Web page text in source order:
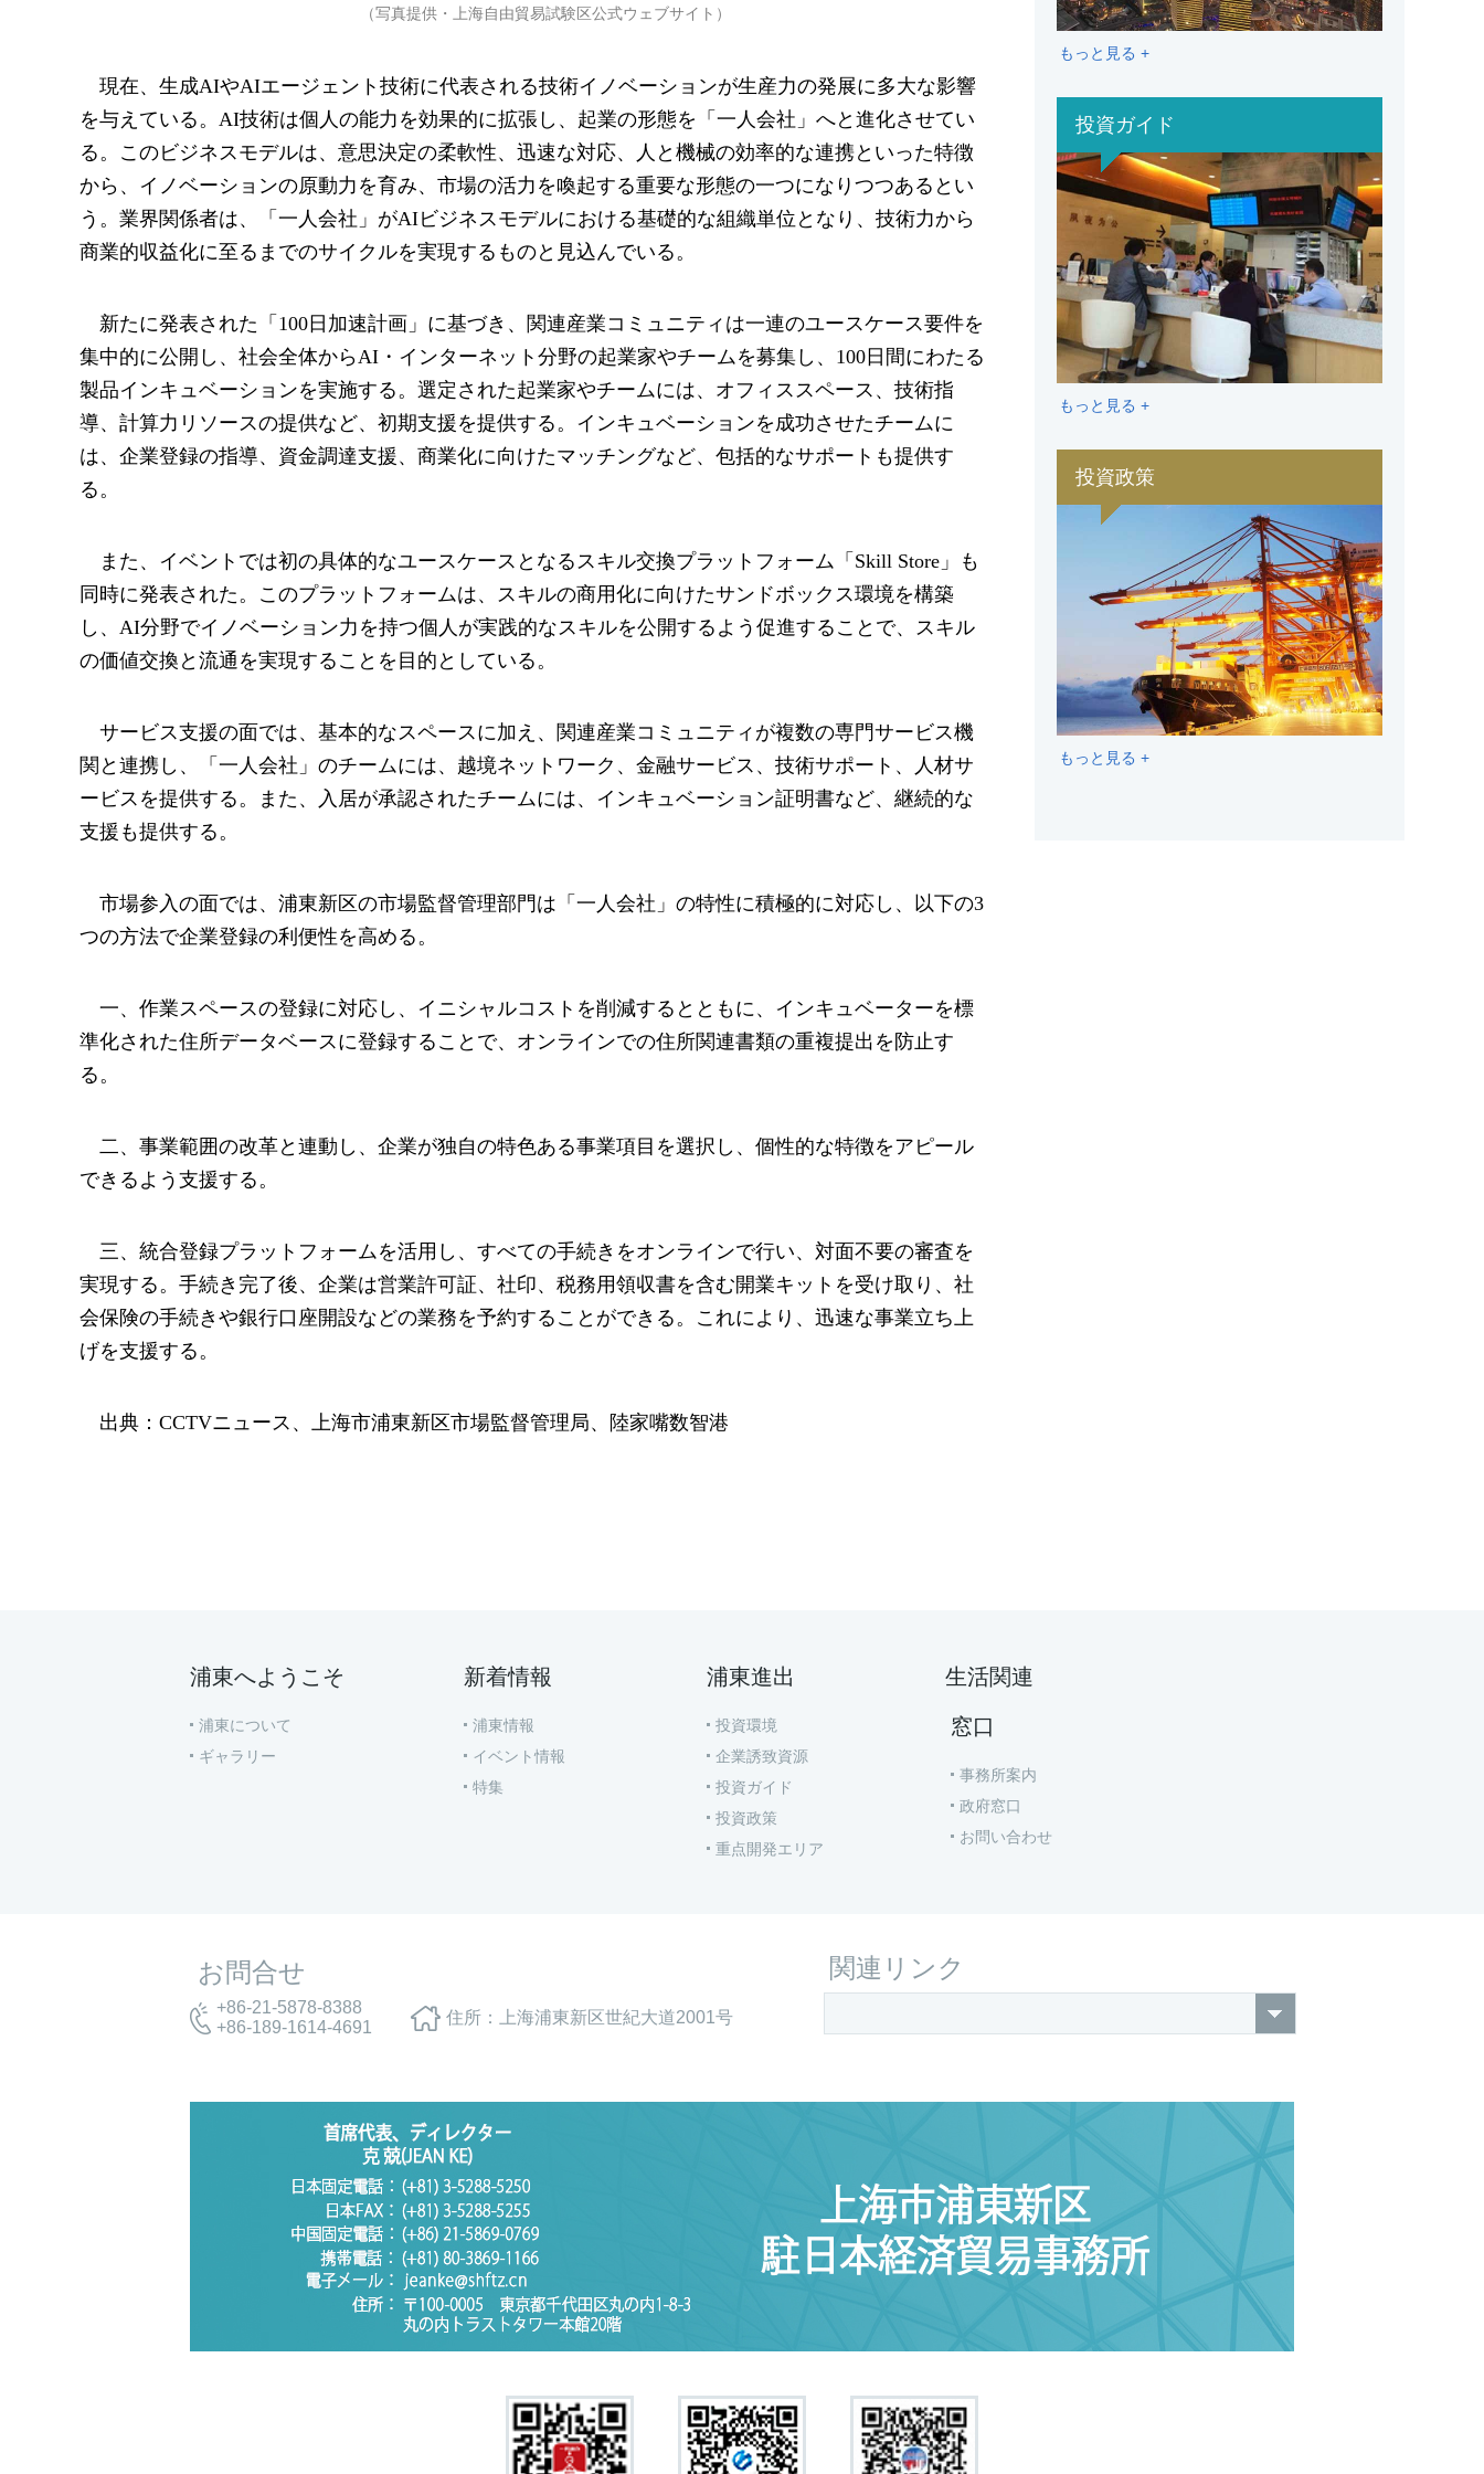
（写真提供・上海自由貿易試験区公式ウェブサイト）
現在、生成AIやAIエージェント技術に代表される技術イノベーションが生産力の発展に多大な影響
を与えている。AI技術は個人の能力を効果的に拡張し、起業の形態を「一人会社」へと進化させてい
る。このビジネスモデルは、意思決定の柔軟性、迅速な対応、人と機械の効率的な連携といった特徴
から、イノベーションの原動力を育み、市場の活力を喚起する重要な形態の一つになりつつあるとい
う。業界関係者は、「一人会社」がAIビジネスモデルにおける基礎的な組織単位となり、技術力から
商業的収益化に至るまでのサイクルを実現するものと見込んでいる。
新たに発表された「100日加速計画」に基づき、関連産業コミュニティは一連のユースケース要件を
集中的に公開し、社会全体からAI・インターネット分野の起業家やチームを募集し、100日間にわたる
製品インキュベーションを実施する。選定された起業家やチームには、オフィススペース、技術指
導、計算力リソースの提供など、初期支援を提供する。インキュベーションを成功させたチームに
は、企業登録の指導、資金調達支援、商業化に向けたマッチングなど、包括的なサポートも提供す
る。
また、イベントでは初の具体的なユースケースとなるスキル交換プラットフォーム「Skill Store」も
同時に発表された。このプラットフォームは、スキルの商用化に向けたサンドボックス環境を構築
し、AI分野でイノベーション力を持つ個人が実践的なスキルを公開するよう促進することで、スキル
の価値交換と流通を実現することを目的としている。
サービス支援の面では、基本的なスペースに加え、関連産業コミュニティが複数の専門サービス機
関と連携し、「一人会社」のチームには、越境ネットワーク、金融サービス、技術サポート、人材サ
ービスを提供する。また、入居が承認されたチームには、インキュベーション証明書など、継続的な
支援も提供する。
市場参入の面では、浦東新区の市場監督管理部門は「一人会社」の特性に積極的に対応し、以下の3
つの方法で企業登録の利便性を高める。
一、作業スペースの登録に対応し、イニシャルコストを削減するとともに、インキュベーターを標
準化された住所データベースに登録することで、オンラインでの住所関連書類の重複提出を防止す
る。
二、事業範囲の改革と連動し、企業が独自の特色ある事業項目を選択し、個性的な特徴をアピール
できるよう支援する。
三、統合登録プラットフォームを活用し、すべての手続きをオンラインで行い、対面不要の審査を
実現する。手続き完了後、企業は営業許可証、社印、税務用領収書を含む開業キットを受け取り、社
会保険の手続きや銀行口座開設などの業務を予約することができる。これにより、迅速な事業立ち上
げを支援する。
出典：CCTVニュース、上海市浦東新区市場監督管理局、陸家嘴数智港
もっと見る +
投資ガイド
もっと見る +
投資政策
もっと見る +
浦東へようこそ
浦東について
ギャラリー
新着情報
浦東情報
イベント情報
特集
浦東進出
投資環境
企業誘致資源
投資ガイド
投資政策
重点開発エリア
生活関連
窓口
事務所案内
政府窓口
お問い合わせ
お問合せ
+86-21-5878-8388
+86-189-1614-4691
住所：上海浦東新区世紀大道2001号
関連リンク